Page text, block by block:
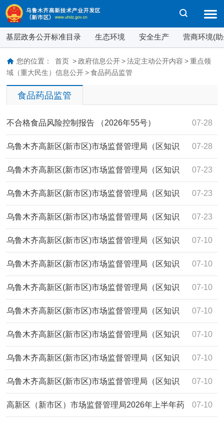
基层政务公开标准目录 生态环境 安全生产 营商环境(
您的位置： 首页 > 政府信息公开 > 法定主动公开内容 > 重点领
域（重大民生）信息公开 > 食品药品监管
食品药品监管
07-28
不合格食品风险控制报告 （2026年55号）
07-28
乌鲁木齐高新区(新市区)市场监督管理局（区知识
产权局、区市场监管综合行政执法队）关于不合格食品核查
处置情况的通告（2026年18号）
07-23
乌鲁木齐高新区(新市区)市场监督管理局（区知识
产权局、区市场监管综合行政执法队）关于不合格食品核查
处置情况的通告（2026年17号）
07-23
乌鲁木齐高新区(新市区)市场监督管理局（区知识
产权局、区市场监管综合行政执法队）不合格食品风险控制
报告（2026年54号）
07-23
乌鲁木齐高新区(新市区)市场监督管理局（区知识
产权局、区市场监管综合行政执法队）不合格食品风险控制
报告（2026年53号）
07-10
乌鲁木齐高新区(新市区)市场监督管理局（区知识
产权局、区市场监管综合行政执法队）不合格食品风险控制
报告（2026年52号）
07-10
乌鲁木齐高新区(新市区)市场监督管理局（区知识
产权局、区市场监管综合行政执法队）不合格食品风险控制
报告（2026年51号）
07-10
乌鲁木齐高新区(新市区)市场监督管理局（区知识
产权局、区市场监管综合行政执法队）不合格食品风险控制
报告（2026年50号）
07-10
乌鲁木齐高新区(新市区)市场监督管理局（区知识
产权局、区市场监管综合行政执法队）不合格食品风险控制
报告（2026年49号）
07-10
乌鲁木齐高新区(新市区)市场监督管理局（区知识
产权局、区市场监管综合行政执法队）不合格食品风险控制
报告（2026年48号）
07-10
乌鲁木齐高新区(新市区)市场监督管理局（区知识
产权局、区市场监管综合行政执法队）不合格食品风险控制
报告（2026年47号）
07-10
乌鲁木齐高新区(新市区)市场监督管理局（区知识
产权局、区市场监管综合行政执法队）关于不合格食品核查
07-10
高新区（新市区）市场监督管理局2026年上半年药